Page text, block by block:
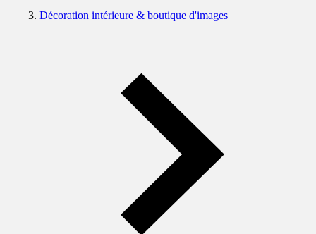
Décoration intérieure & boutique d'images